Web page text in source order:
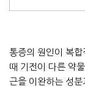
통증의 원인이 복
때 기전이 다른 약
근을 이완하는 성